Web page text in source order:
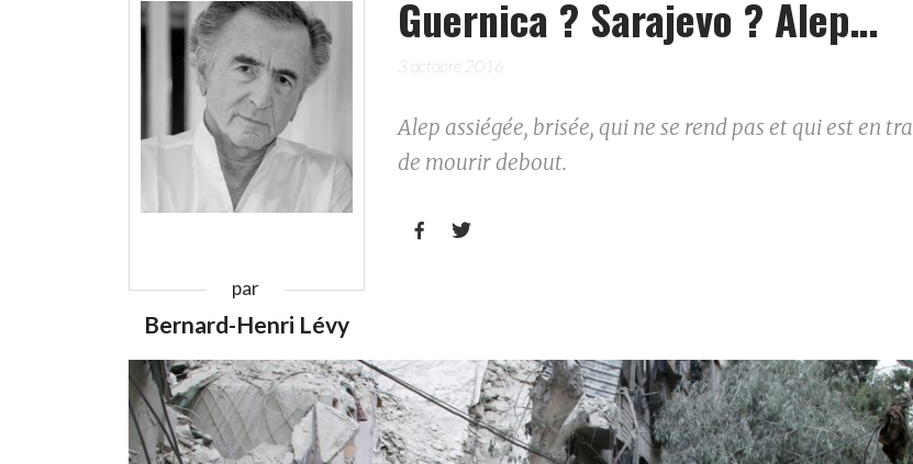
par
Bernard-Henri Lévy
Guernica ? Sarajevo ? Alep…
3 octobre 2016
Alep assiégée, brisée, qui ne se rend pas et qui est en
de mourir debout.
 